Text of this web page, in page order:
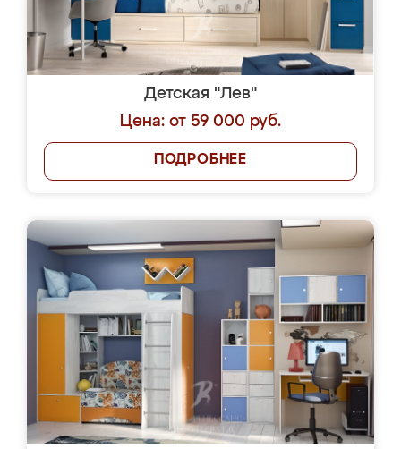
Детская "Лев"
Цена: от 59 000 руб.
ПОДРОБНЕЕ